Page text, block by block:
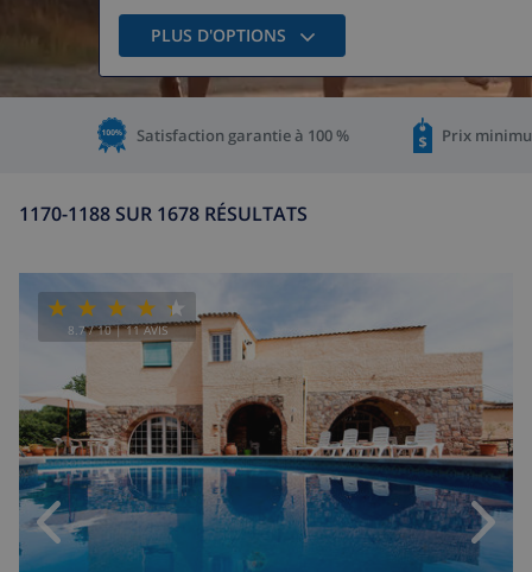
PLUS D'OPTIONS
Satisfaction garantie à 100 % Prix
1170-1188 SUR 1678 RÉSULTATS
8.7/ 10 |11 AVIS